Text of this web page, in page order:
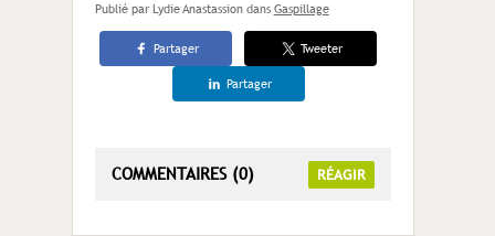
Publié par Lydie Anastassion dans Gaspillage
Partager Tweeter
Partager
COMMENTAIRES (0) RÉAGIR